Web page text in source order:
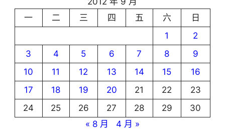
一
二 三 四 五 六
日
1
2
3
4 5 6 7 8
9
10
11 12 13 14 15
16
17
18 19 20 21 22
23
24
25 26 27 28 29
30
« 8 月
4 月 »